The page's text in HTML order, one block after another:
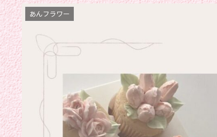
あんフラワー